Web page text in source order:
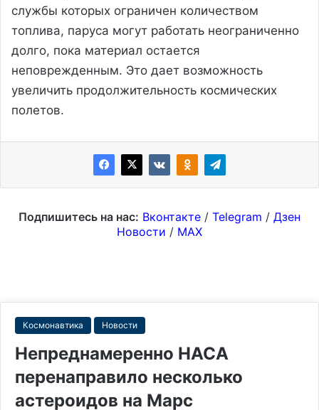
службы которых ограничен количеством
топлива, паруса могут работать неограниченно
долго, пока материал остается
неповрежденным. Это дает возможность
увеличить продолжительность космических
полетов.
Подпишитесь на нас: Вконтакте / Telegram / Дзен
Новости / MAX